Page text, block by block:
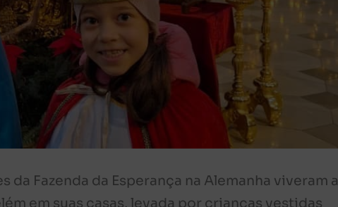
Fazenda da Esperança na Alemanha viveram a